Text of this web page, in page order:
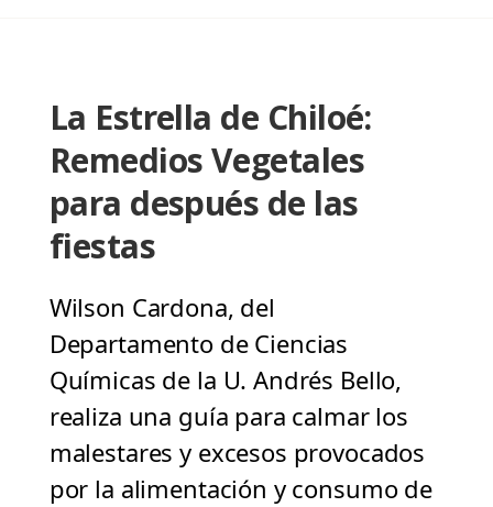
La Estrella de Chiloé:
Remedios Vegetales
para después de las
fiestas
Wilson Cardona, del
Departamento de Ciencias
Químicas de la U. Andrés Bello,
realiza una guía para calmar los
malestares y excesos provocados
por la alimentación y consumo de